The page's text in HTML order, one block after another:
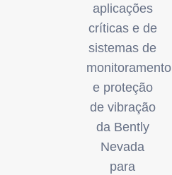
aplicações
críticas e de
sistemas de
monitoramento
e proteção
de vibração
da Bently
Nevada
para